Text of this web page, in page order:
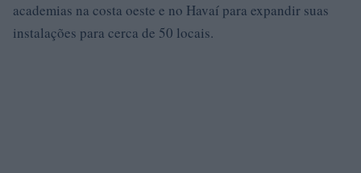
academias na costa oeste e no Havaí para expandir suas
instalações para cerca de 50 locais.